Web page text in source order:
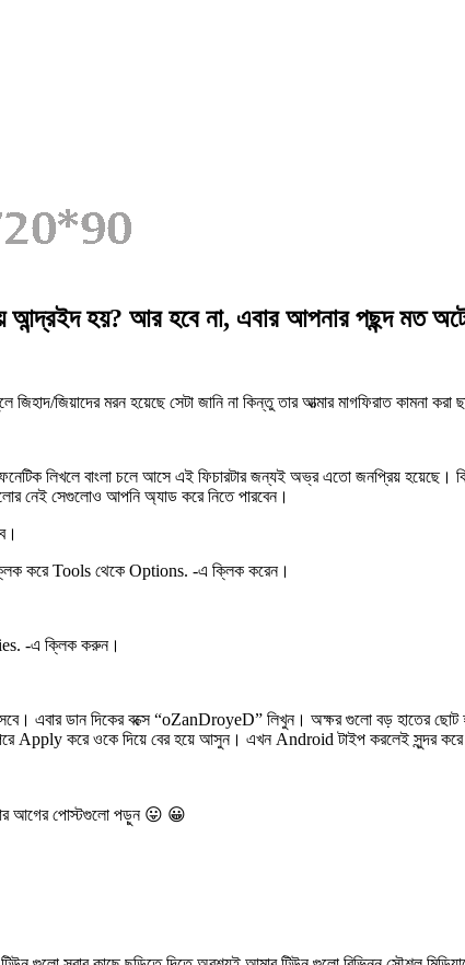
হয়? আর হবে না, এবার আপনার পছন্দ মত
জিয়াদের মরন হয়েছে সেটা জানি না কিন্তু তার আত্মার মাগফিরাত কামনা
লিখলে বাংলা চলে আসে এই ফিচারটার জন্যই অভ্র এতো জনপ্রিয় হয়েছে।
নেই সেগুলোও আপনি অ্যাড করে নিতে পারবেন।
করে Tools থেকে Options. -এ ক্লিক করেন।
-এ ক্লিক করুন।
এবার ডান দিকের বক্সে “oZanDroyeD” লিখুন। অক্ষর গুলো বড় হাতের ছোট
করে ওকে দিয়ে বের হয়ে আসুন। এখন Android টাইপ করলেই সুন্দর করে
আগের পোস্টগুলো পড়ুন 😛 😀